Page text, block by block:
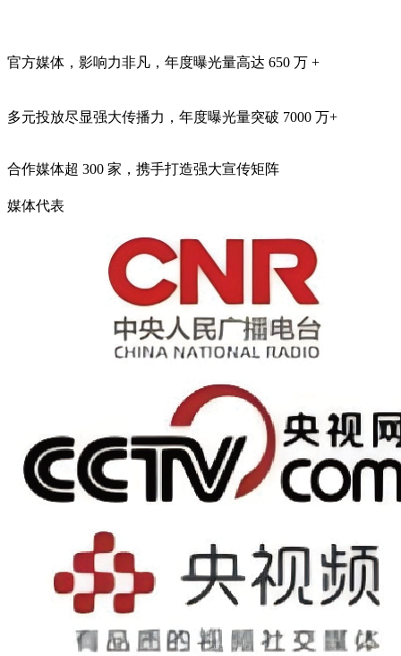
官方媒体，影响力非凡，年度曝光量高达 650 万 +
多元投放尽显强大传播力，年度曝光量突破 7000 万+
合作媒体超 300 家 ，携手打造强大宣传矩阵
媒体代表